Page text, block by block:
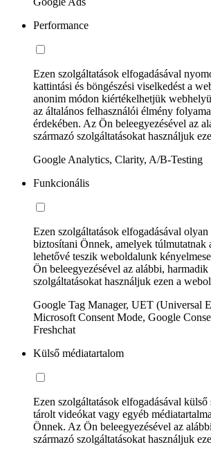
Performance
Ezen szolgáltatások elfogadásával
kattintási és böngészési viselkedést a
anonim módon kiértékelhetjük
az általános felhasználói élmény
érdekében. Az Ön beleegyezésével az
származó szolgáltatásokat használjuk
Google Analytics, Clarity, A/B-Testing
Funkcionális
Ezen szolgáltatások elfogadásával
biztosítani Önnek, amelyek túlmutatnak
lehetővé teszik weboldalunk
Ön beleegyezésével az alábbi,
szolgáltatásokat használjuk ezen a
Google Tag Manager, UET (Universal
Microsoft Consent Mode, Google
Freshchat
Külső médiatartalom
Ezen szolgáltatások elfogadásával
tárolt videókat vagy egyéb
Önnek. Az Ön beleegyezésével az
származó szolgáltatásokat használjuk